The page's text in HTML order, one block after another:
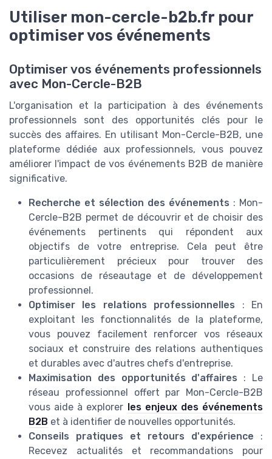
Utiliser mon-cercle-b2b.fr pour
optimiser vos événements
Optimiser vos événements professionnels
avec Mon-Cercle-B2B
L'organisation et la participation à des événements
professionnels sont des opportunités clés pour le
succès des affaires. En utilisant Mon-Cercle-B2B, une
plateforme dédiée aux professionnels, vous pouvez
améliorer l'impact de vos événements B2B de manière
significative.
Recherche et sélection des événements : Mon-
Cercle-B2B permet de découvrir et de choisir des
événements pertinents qui répondent aux
objectifs de votre entreprise. Cela peut être
particulièrement précieux pour trouver des
occasions de réseautage et de développement
professionnel.
Optimiser les relations professionnelles : En
exploitant les fonctionnalités de la plateforme,
vous pouvez facilement renforcer vos réseaux
sociaux et construire des relations authentiques
et durables avec d'autres chefs d'entreprise.
Maximisation des opportunités d'affaires : Le
réseau professionnel offert par Mon-Cercle-B2B
vous aide à explorer
les enjeux des événements
B2B et à identifier de nouvelles opportunités.
Conseils pratiques et retours d'expérience :
Recevez actualités et recommandations pour